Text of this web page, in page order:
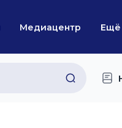
Медиацентр Ещё